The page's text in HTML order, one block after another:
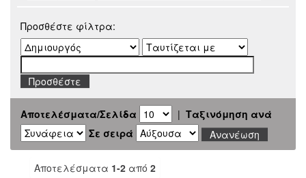
Προσθέστε φίλτρα:
Αποτελέσματα/Σελίδα | Ταξινόμηση ανά
Σε σειρά
Αποτελέσματα 1-2 από 2